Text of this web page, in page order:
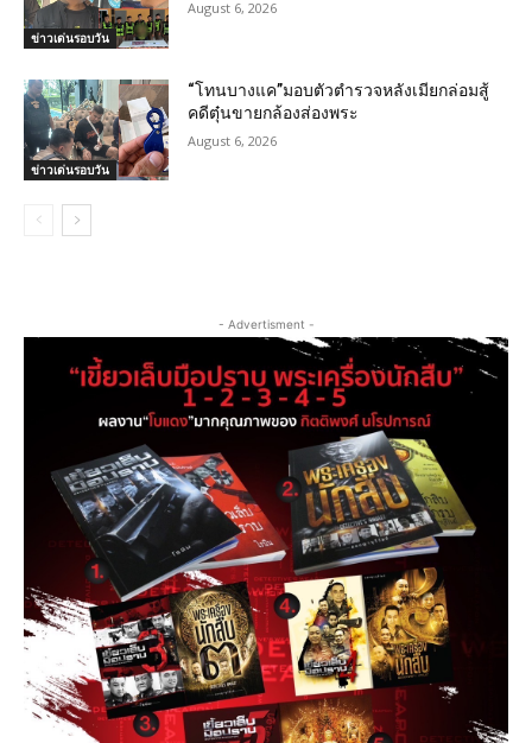
ข่าวเด่นรอบวัน
August 6, 2026
ข่าวเด่นรอบวัน
“โทนบางแค”มอบตัวตำรวจหลังเมียกล่อมสู้
คดีตุ๋นขายกล้องส่องพระ
August 6, 2026
- Advertisment -